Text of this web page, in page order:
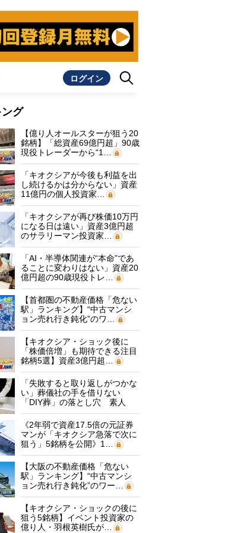
ログイン
グ
【億り人オールスターが狙う20
銘柄】「総資産69億円超」90歳
現役トレーダーから“1…
「キオクシアが今後も利益を出
し続けるかは分からない」資産
11億円の個人投資家…
「キオクシアが再び株価10万円
になる日は遠い」資産3億円超
のサラリーマン投資家…
「AI・半導体関連が“本命”であ
ることに変わりはない」資産20
億円超の90歳現役トレ…
【首都圏の不動産価格「危ない
駅」ランキング】“中古マンシ
ョン売れ行き鈍化”のワ…
【キオクシア・ショック後に
「株価倍増」も期待できる注目
銘柄5選】資産3億円超…
「失敗すると取り返しがつかな
い」葬儀社の手を借りない
「DIY葬」の落とし穴 素人
に…
《2年弱で資産17.5倍の元証券
マンが「キオクシア急落で次に
狙う」5銘柄を公開》1…
【大阪の不動産価格「危ない
駅」ランキング】“中古マンシ
ョン売れ行き鈍化”のワー…
【キオクシア・ショックの後に
狙う5銘柄】イベント投資家の
億り人・羽根英樹氏が…